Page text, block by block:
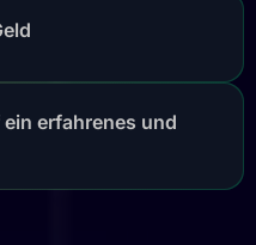
erfahrenes und